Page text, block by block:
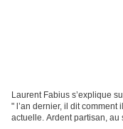
Laurent Fabius s’explique
" l’an dernier, il dit
actuelle. Ardent partisan, au